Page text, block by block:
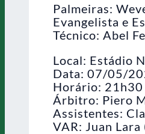
Palmeiras:
Evangelista e
Técnico: Abel
Local: Estádio
Data: 07/05/
Horário: 21h30
Árbitro: Piero
Assistentes:
VAR: Juan Lara